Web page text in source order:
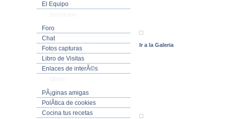
El Equipo
Foro
Chat
Fotos capturas
Libro de Visitas
Enlaces de interÃ©s
PÃ¡ginas amigas
PolÃ­tica de cookies
Cocina tus recetas
Ir a la Galeria